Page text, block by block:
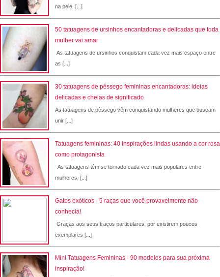
na pele, [...]
50 tatuagens de ursinhos encantadoras e delicadas que toda
mulher vai amar
As tatuagens de ursinhos conquistam cada vez mais espaço entre
as [...]
30 tatuagens de pêssego femininas encantadoras: ideias
delicadas e cheias de significado
As tatuagens de pêssego vêm conquistando mulheres que buscam
unir [...]
Tatuagens femininas: 40 inspirações lindas usando a cor rosa
como protagonista
As tatuagens têm se tornado cada vez mais populares entre
mulheres, [...]
Gatos exóticos - 5 raças que você provavelmente não
conhecia!
Graças aos seus traços particulares, por existirem poucos
exemplares [...]
Mini Tatuagens Femininas - 90 modelos para sua próxima
inspiração!